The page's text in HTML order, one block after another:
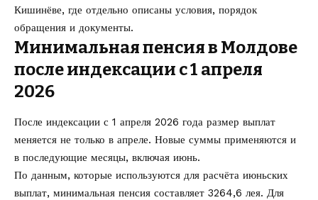
Кишинёве, где отдельно описаны условия, порядок
обращения и документы.
Минимальная пенсия в Молдове
после индексации с 1 апреля
2026
После индексации с 1 апреля 2026 года размер выплат
меняется не только в апреле. Новые суммы применяются и
в последующие месяцы, включая июнь.
По данным, которые используются для расчёта июньских
выплат, минимальная пенсия составляет 3264,6 лея. Для